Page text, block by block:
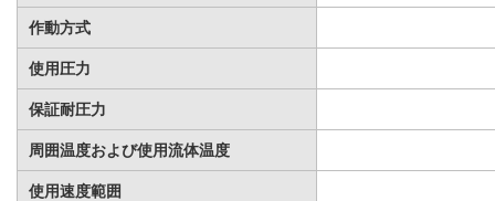
作動方式
使用圧力
保証耐圧力
周囲温度および使用流体温度
使用速度範囲